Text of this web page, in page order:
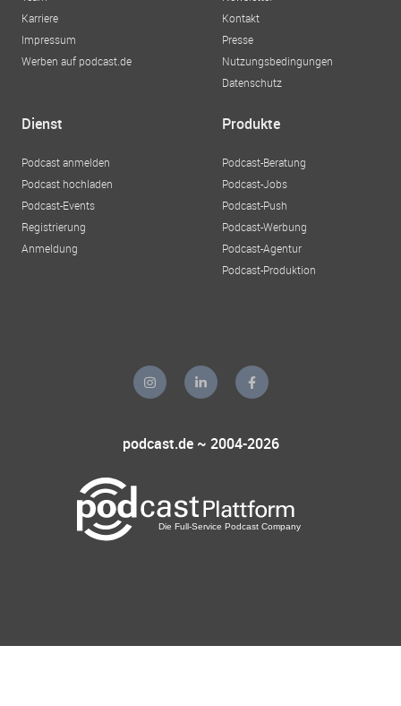
Karriere
Impressum
Werben auf podcast.de
Kontakt
Presse
Nutzungsbedingungen
Datenschutz
Dienst
Podcast anmelden
Podcast hochladen
Podcast-Events
Registrierung
Anmeldung
Produkte
Podcast-Beratung
Podcast-Jobs
Podcast-Push
Podcast-Werbung
Podcast-Agentur
Podcast-Produktion
podcast.de ~ 2004-2026